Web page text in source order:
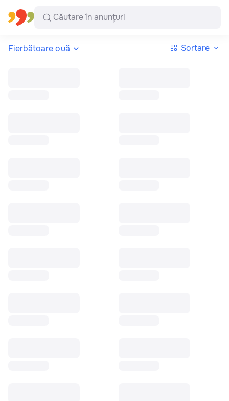
Toate regiunile Română
Fierbătoare ouă Sortare